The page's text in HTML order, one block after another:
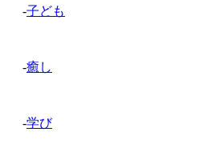
-子ども
-癒し
-学び